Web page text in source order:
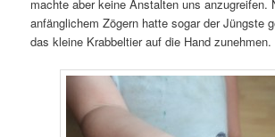
machte aber keine Anstalten uns anzugreifen.
anfänglichem Zögern hatte sogar der Jüngste
das kleine Krabbeltier auf die Hand zunehmen.